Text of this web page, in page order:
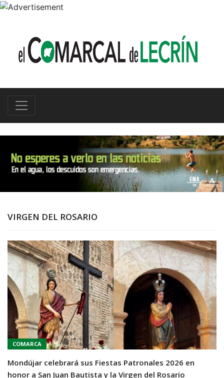
VIRGEN DEL ROSARIO
COMARCA
Mondújar celebrará sus Fiestas Patronales 2026 en
honor a San Juan Bautista y la Virgen del Rosario